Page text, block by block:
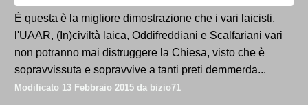
È questa è la migliore dimostrazione che i vari laicisti,
l'UAAR, (In)civiltà laica, Oddifreddiani e Scalfariani vari
non potranno mai distruggere la Chiesa, visto che è
sopravvissuta e sopravvive a tanti preti demmerda...
Modificato 13 Febbraio 2015 da bizio71